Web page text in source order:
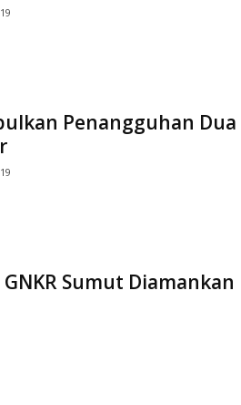
Penangguhan Dua
Sumut Diamankan